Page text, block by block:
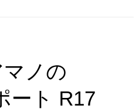
ノの
ート R17